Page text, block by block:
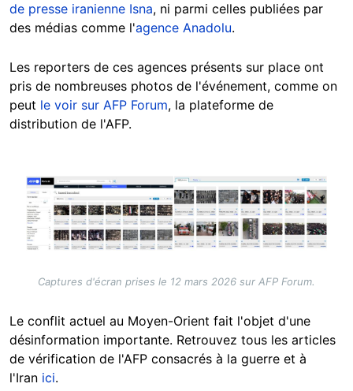
de presse iranienne Isna, ni parmi celles publiées par
des médias comme l'agence Anadolu.
Les reporters de ces agences présents sur place ont
pris de nombreuses photos de l'événement, comme on
peut le voir sur AFP Forum, la plateforme de
distribution de l'AFP.
Image
Captures d'écran prises le 12 mars 2026 sur AFP Forum.
Le conflit actuel au Moyen-Orient fait l'objet d'une
désinformation importante. Retrouvez tous les articles
de vérification de l'AFP consacrés à la guerre et à
l'Iran ici.